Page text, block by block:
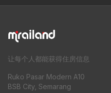
让每个人都能获得住房信息
Ruko Pasar Modern A10
BSB City, Semarang